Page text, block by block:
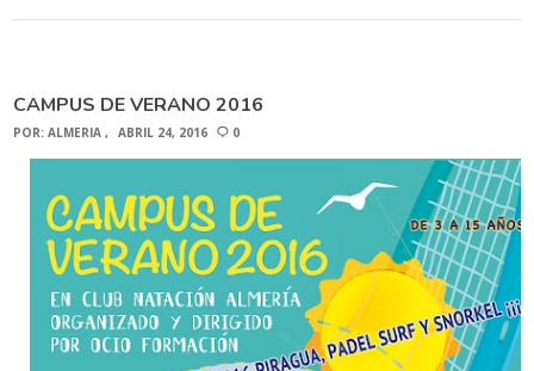
CAMPUS DE VERANO 2016
POR:ALMERIA ABRIL 24, 2016 0